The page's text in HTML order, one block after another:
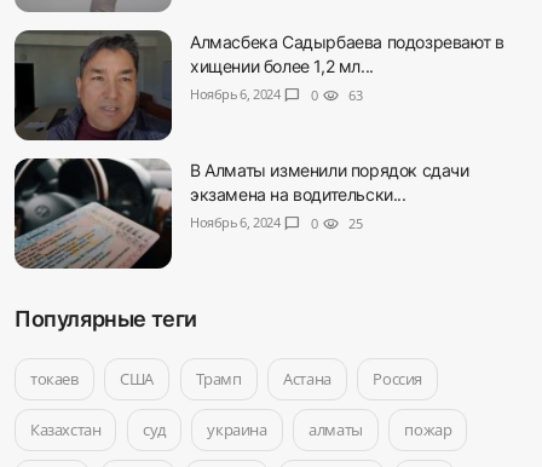
Алмасбека Садырбаева подозревают в
хищении более 1,2 мл...
Ноябрь 6, 2024 chat_bubble 0 visibility 63
В Алматы изменили порядок сдачи
экзамена на водительски...
Ноябрь 6, 2024 chat_bubble 0 visibility 25
Популярные теги
токаев США Трамп Астана Россия
Казахстан суд украина алматы пожар